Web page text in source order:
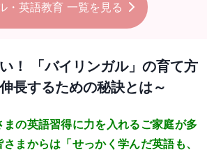
・英語教育 一覧を見る
！ 「バイリンガル」の育て方
長するための秘訣とは～
の英語習得に力を入れるご家庭が多
まからは「せっかく学んだ英語も、